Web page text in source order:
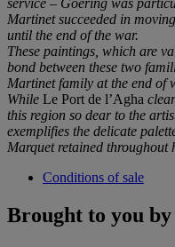
Martinet succeeded in
until the end of the war.
These paintings, which are
bond between these two
Martinet family at the end of
While Le Port de l’Agha
this region so dear to the
exemplifies the delicate
Marquet retained throughout
Conditions of sale
Brought to you by